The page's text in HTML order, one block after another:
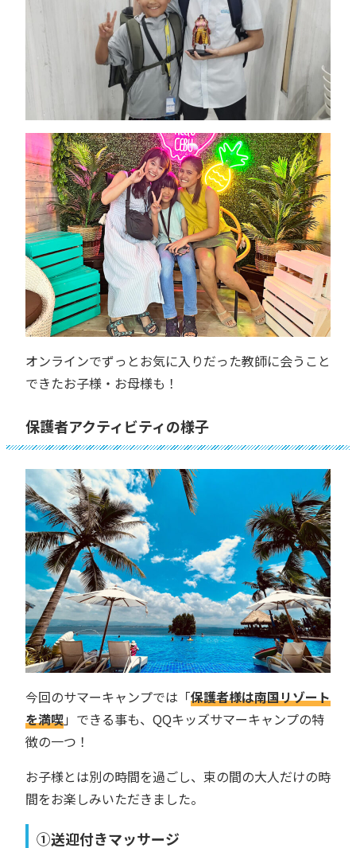
オンラインでずっとお気に入りだった教師に会うこと
できたお子様・お母様も！
保護者アクティビティの様子
今回のサマーキャンプでは「保護者様は南国リゾート
を満喫」できる事も、QQキッズサマーキャンプの特
徴の一つ！
お子様とは別の時間を過ごし、束の間の大人だけの時
間をお楽しみいただきました。
①送迎付きマッサージ